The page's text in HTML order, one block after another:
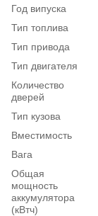
Год випуска
Тип топлива
Тип привода
Тип двигателя
Количество
дверей
Тип кузова
Вместимость
Вага
Общая
мощность
аккумулятора
(кВтч)